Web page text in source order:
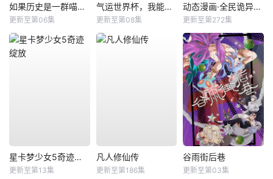
如果历史是一群喵第十三季
更新至第06集
气运世界杯，我能复制所有球星技能
更新至第08集
动态漫画·全民诡异：开局掌握零元购
更新至第272集
星卡梦少女5奇迹绽放
更新至第13集
凡人修仙传
更新至第186集
谷雨街后巷
更新至第03集